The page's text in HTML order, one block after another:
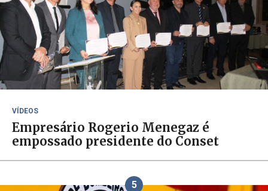
VÍDEOS
Empresário Rogerio Menegaz é
empossado presidente do Conset
5